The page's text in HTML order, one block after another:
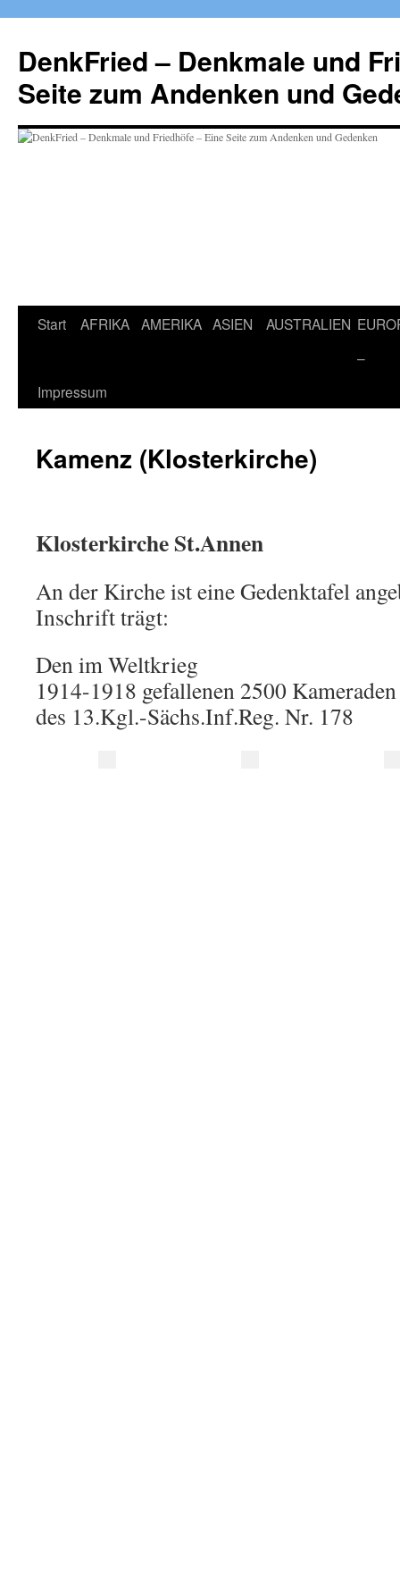
springen
DenkFried – Denkmale und
Seite zum Andenken und
Start AFRIKA AMERIKA ASIEN AUSTRALIEN
–
Impressum
Kamenz (Klosterkirche)
Klosterkirche St.Annen
An der Kirche ist eine Gedenktafel
Inschrift trägt:
Den im Weltkrieg
1914-1918 gefallenen 2500 Kameraden
des 13.Kgl.-Sächs.Inf.Reg. Nr. 178